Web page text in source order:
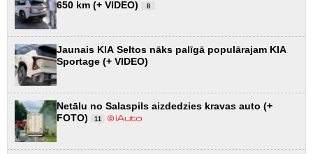
650 km (+ VIDEO) 8
Jaunais KIA Seltos nāks palīgā populārajam KIA
Sportage (+ VIDEO)
Netālu no Salaspils aizdedzies kravas auto (+
FOTO)
11